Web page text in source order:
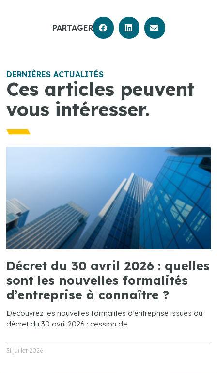
PARTAGER
DERNIÈRES ACTUALITÉS
Ces articles peuvent
vous intéresser.
Décret du 30 avril 2026 : quelles
sont les nouvelles formalités
d’entreprise à connaître ?
Découvrez les nouvelles formalités d’entreprise issues du
décret du 30 avril 2026 : cession de
31 juillet 2026